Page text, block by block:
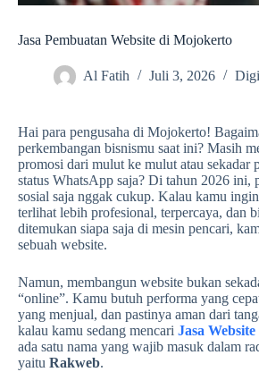
Jasa Pembuatan Website di Mojokerto
Al Fatih Juli 3, 2026
Hai para pengusaha di Mojokerto!
perkembangan bisnismu saat ini? Masih
promosi dari mulut ke mulut atau sekadar
status WhatsApp saja? Di tahun 2026 ini,
sosial saja nggak cukup. Kalau kamu
terlihat lebih profesional, terpercaya, dan
ditemukan siapa saja di mesin pencari,
sebuah website.
Namun, membangun website bukan
“online”. Kamu butuh performa yang
yang menjual, dan pastinya aman dari
kalau kamu sedang mencari Jasa Website
ada satu nama yang wajib masuk dalam
yaitu Rakweb.